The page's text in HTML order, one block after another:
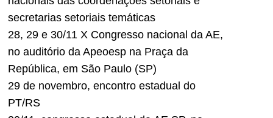
secretarias setoriais temáticas
28, 29 e 30/11 X Congresso nacional da AE,
no auditório da Apeoesp na Praça da
República, em São Paulo (SP)
29 de novembro, encontro estadual do
PT/RS